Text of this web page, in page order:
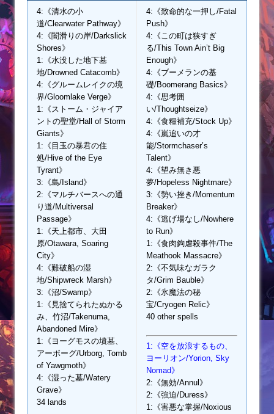
4:《清水の小
道/Clearwater Pathway》
4:《闇滑りの岸/Darkslick
Shores》
1:《水没した地下墓
地/Drowned Catacomb》
4:《グルームレイクの境
界/Gloomlake Verge》
1:《ストーム・ジャイア
ントの聖堂/Hall of Storm
Giants》
1:《目玉の暴君の住
処/Hive of the Eye
Tyrant》
3:《島/Island》
2:《マルチバースへの通
り道/Multiversal
Passage》
1:《天上都市、大田
原/Otawara, Soaring
City》
4:《難破船の湿
地/Shipwreck Marsh》
3:《沼/Swamp》
1:《見捨てられたぬかる
み、竹沼/Takenuma,
Abandoned Mire》
1:《ヨーグモスの墳墓、
アーボーグ/Urborg, Tomb
of Yawgmoth》
4:《湿った墓/Watery
Grave》
34 lands
4:《致命的な一押し/Fatal
Push》
4:《この町は狭すぎ
る/This Town Ain’t Big
Enough》
4:《ブーメランの基
礎/Boomerang Basics》
4:《思考囲
い/Thoughtseize》
4:《食糧補充/Stock Up》
4:《嵐追いの才
能/Stormchaser’s
Talent》
4:《望み無き悪
夢/Hopeless Nightmare》
3:《勢い挫き/Momentum
Breaker》
4:《逃げ場なし/Nowhere
to Run》
1:《食肉鉤虐殺事件/The
Meathook Massacre》
2:《不気味なガラク
タ/Grim Bauble》
2:《氷魔法の秘
宝/Cryogen Relic》
40 other spells
1:《空を放浪するもの、
ヨーリオン/Yorion, Sky
Nomad》
2:《無効/Annul》
2:《強迫/Duress》
1:《害悪な掌握/Noxious